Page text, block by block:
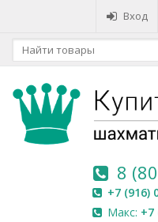
Вход
8
+7 (916)
Макс: +7